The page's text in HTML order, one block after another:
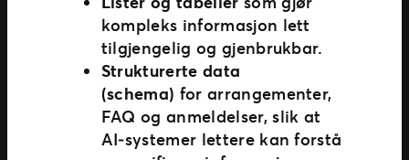
kompleks informasjon lett
tilgjengelig og gjenbrukbar.
Strukturerte data
(schema) for arrangementer,
FAQ og anmeldelser, slik at
AI‑systemer lettere kan forstå